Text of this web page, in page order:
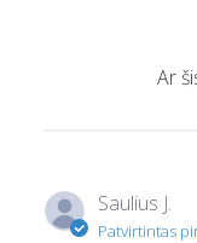
Ar
Saulius J.
Patvirtintas